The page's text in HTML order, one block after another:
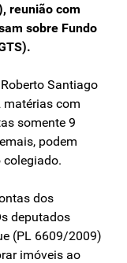
reunião com
sobre Fundo
Santiago
matérias com
somente 9
podem
dos
deputados
(PL 6609/2009)
imóveis ao